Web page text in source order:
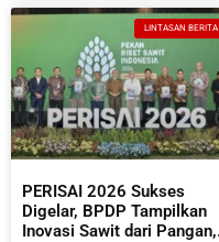
LINTASAN BERITA
PERISAI 2026 Sukses
Digelar, BPDP Tampilkan
Inovasi Sawit dari Pangan,